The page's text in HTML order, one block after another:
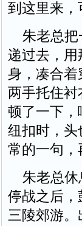
到这里来，
朱老总把
递过去，用
身，凑合着
两手托住衬
顿了一下，
纽扣时，头
常的一句，
朱老总休
停战之后，
三陵郊游。